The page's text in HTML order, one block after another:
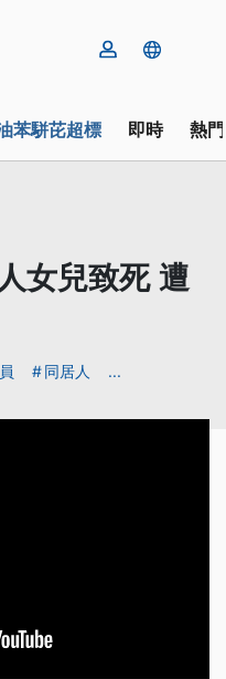
苯駢芘超標 即時 熱
女兒致死 遭
同居人 ...